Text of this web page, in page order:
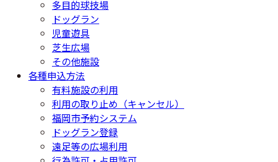
多目的球技場
ドッグラン
児童遊具
芝生広場
その他施設
各種申込方法
有料施設の利用
利用の取り止め（キャンセル）
福岡市予約システム
ドッグラン登録
遠足等の広場利用